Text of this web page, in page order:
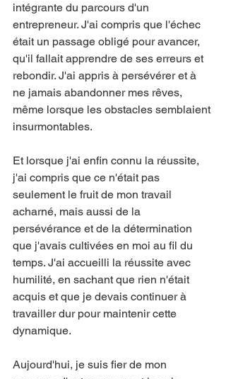
intégrante du parcours d'un
entrepreneur. J'ai compris que l'échec
était un passage obligé pour avancer,
qu'il fallait apprendre de ses erreurs et
rebondir. J'ai appris à persévérer et à
ne jamais abandonner mes rêves,
même lorsque les obstacles semblaient
insurmontables.
Et lorsque j'ai enfin connu la réussite,
j'ai compris que ce n'était pas
seulement le fruit de mon travail
acharné, mais aussi de la
persévérance et de la détermination
que j'avais cultivées en moi au fil du
temps. J'ai accueilli la réussite avec
humilité, en sachant que rien n'était
acquis et que je devais continuer à
travailler dur pour maintenir cette
dynamique.
Aujourd'hui, je suis fier de mon